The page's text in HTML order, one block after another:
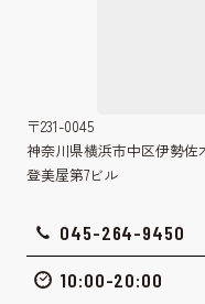
〒231-0045
神奈川県横浜市中区伊勢佐
登美屋第7ビル
045-264-9450
10:00-20:00